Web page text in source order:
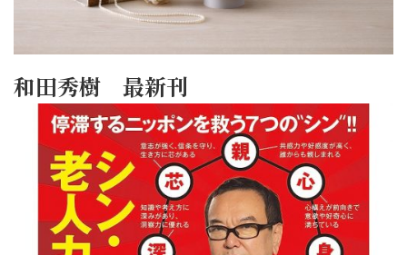
和田秀樹 最新刊